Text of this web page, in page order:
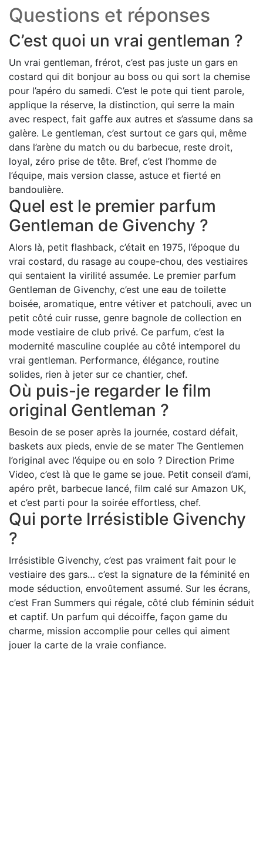
Questions et réponses
C’est quoi un vrai gentleman ?
Un vrai gentleman, frérot, c’est pas juste un gars en
costard qui dit bonjour au boss ou qui sort la chemise
pour l’apéro du samedi. C’est le pote qui tient parole,
applique la réserve, la distinction, qui serre la main
avec respect, fait gaffe aux autres et s’assume dans sa
galère. Le gentleman, c’est surtout ce gars qui, même
dans l’arène du match ou du barbecue, reste droit,
loyal, zéro prise de tête. Bref, c’est l’homme de
l’équipe, mais version classe, astuce et fierté en
bandoulière.
Quel est le premier parfum
Gentleman de Givenchy ?
Alors là, petit flashback, c’était en 1975, l’époque du
vrai costard, du rasage au coupe-chou, des vestiaires
qui sentaient la virilité assumée. Le premier parfum
Gentleman de Givenchy, c’est une eau de toilette
boisée, aromatique, entre vétiver et patchouli, avec un
petit côté cuir russe, genre bagnole de collection en
mode vestiaire de club privé. Ce parfum, c’est la
modernité masculine couplée au côté intemporel du
vrai gentleman. Performance, élégance, routine
solides, rien à jeter sur ce chantier, chef.
Où puis-je regarder le film
original Gentleman ?
Besoin de se poser après la journée, costard défait,
baskets aux pieds, envie de se mater The Gentlemen
l’original avec l’équipe ou en solo ? Direction Prime
Video, c’est là que le game se joue. Petit conseil d’ami,
apéro prêt, barbecue lancé, film calé sur Amazon UK,
et c’est parti pour la soirée effortless, chef.
Qui porte Irrésistible Givenchy
?
Irrésistible Givenchy, c’est pas vraiment fait pour le
vestiaire des gars… c’est la signature de la féminité en
mode séduction, envoûtement assumé. Sur les écrans,
c’est Fran Summers qui régale, côté club féminin séduit
et captif. Un parfum qui décoiffe, façon game du
charme, mission accomplie pour celles qui aiment
jouer la carte de la vraie confiance.